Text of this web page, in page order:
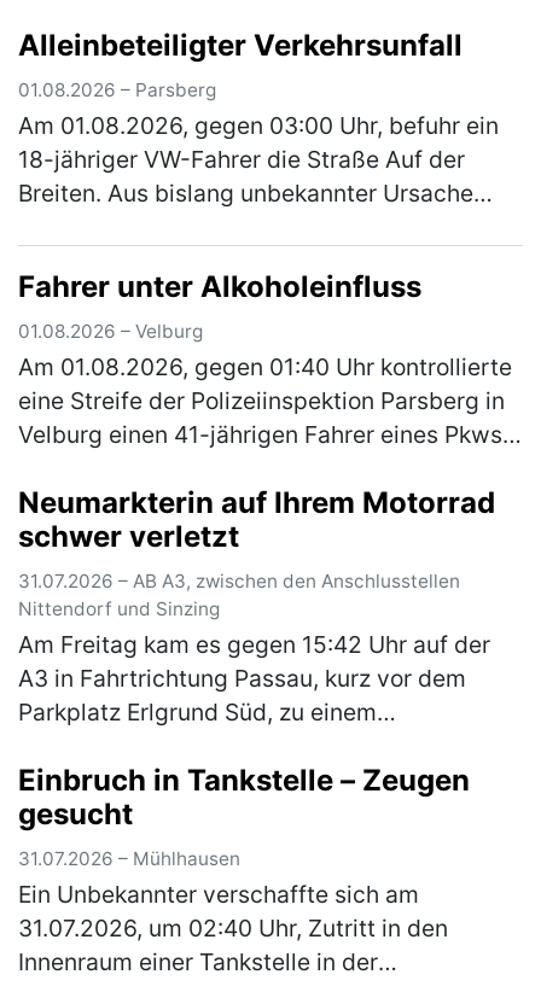
kam er beim Versuch einer Unebenheit a…
(mehr)
Alleinbeteiligter Verkehrsunfall
01.08.2026 – Parsberg
Am 01.08.2026, gegen 03:00 Uhr, befuhr ein
18-jähriger VW-Fahrer die Straße Auf der
Breiten. Aus bislang unbekannter Ursache
(mehr)
Fahrer unter Alkoholeinfluss
01.08.2026 – Velburg
Am 01.08.2026, gegen 01:40 Uhr kontrollierte
eine Streife der Polizeiinspektion Parsberg in
Velburg einen 41-jährigen Fahrer eines Pkws.
festgestellt werden. E…(mehr)
Neumarkterin auf Ihrem Motorrad
schwer verletzt
31.07.2026 – AB A3, zwischen den Anschlusstellen
Nittendorf und Sinzing
Am Freitag kam es gegen 15:42 Uhr auf der
A3 in Fahrtrichtung Passau, kurz vor dem
Parkplatz Erlgrund Süd, zu einem
einem Pkw. Aufgrund des ferienbedingten, …
(mehr)
Einbruch in Tankstelle – Zeugen
gesucht
31.07.2026 – Mühlhausen
Ein Unbekannter verschaffte sich am
31.07.2026, um 02:40 Uhr, Zutritt in den
Innenraum einer Tankstelle in der